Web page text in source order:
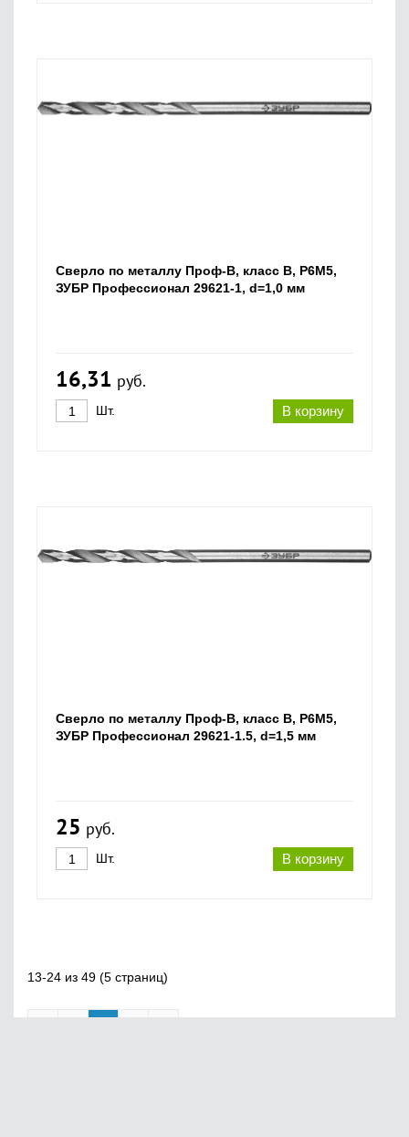
Сверло по металлу Проф-В, класс В, Р6М5,
ЗУБР Профессионал 29621-1, d=1,0 мм
16,31 руб.
В корзину
Шт.
Сверло по металлу Проф-В, класс В, Р6М5,
ЗУБР Профессионал 29621-1.5, d=1,5 мм
25 руб.
В корзину
Шт.
13-24 из 49 (5 страниц)